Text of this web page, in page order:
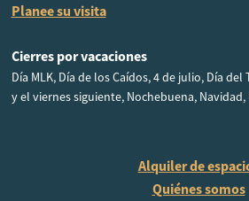
Planee su visita
Cierres por vacaciones
Día MLK, Día de los Caídos, 4 de julio, Día del
y el viernes siguiente, Nochebuena,
Alquiler de
Quiénes somos